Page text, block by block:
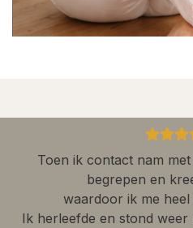
Toen ik contact nam
begrepen en
waardoor ik me
Ik herleefde en stond